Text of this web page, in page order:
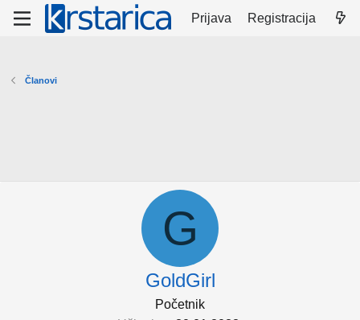
Prijava Registracija
Članovi
G
GoldGirl
Početnik